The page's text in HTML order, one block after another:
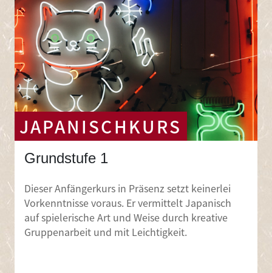
JAPANISCHKURS
Grundstufe 1
Dieser Anfängerkurs in Präsenz setzt keinerlei
Vorkenntnisse voraus. Er vermittelt Japanisch
auf spielerische Art und Weise durch kreative
Gruppenarbeit und mit Leichtigkeit.